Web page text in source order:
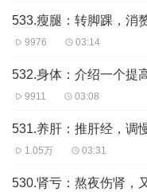
所以养生界才会流传
引导到肝肾，血到了肝
不累，睡眠质量就来了。
533.瘦腿：转脚踝，消
9976 03:14
532.身体：介绍一个提
9911 03:08
531.养肝：推肝经，调
1.05万 03:31
530.肾亏：熬夜伤肾，